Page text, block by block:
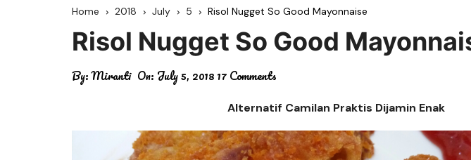
TraveList
Home 2018 July 5 Risol Nugget So Good Mayonnaise
Risol Nugget So Good
By:Miranti On: July 5, 201817 Comments
Alternatif Camilan Praktis Dijamin Enak